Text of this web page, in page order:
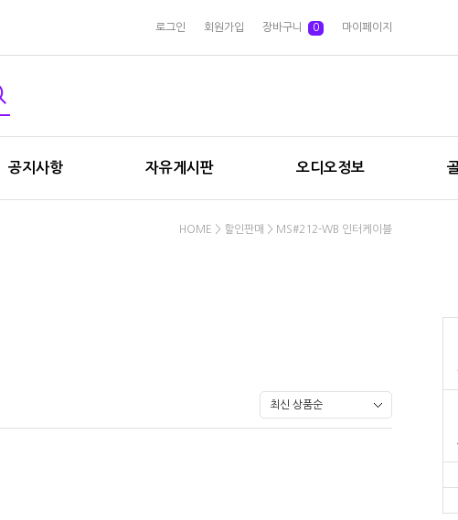
로그인 회원가입 장바구니 0 마이페이지
공지사항 자유게시판 오디오정보
HOME > 할인판매 > MS#212-WB 인터케이블